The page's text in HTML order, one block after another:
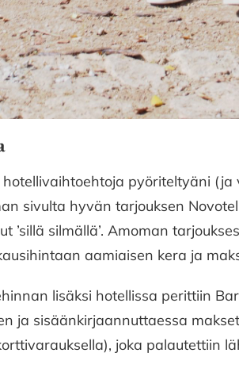
hotellivaihtoehtoja pyöriteltyäni (ja
sivulta hyvän tarjouksen
’sillä silmällä’. Amoman
aamiaisen kera ja
lisäksi hotellissa perittiin
ja sisäänkirjaannuttaessa
joka palautettiin